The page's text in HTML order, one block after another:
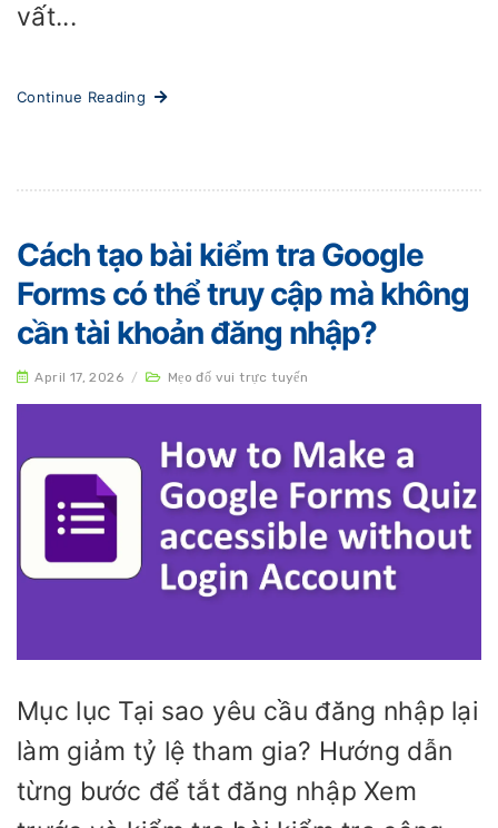
vất...
Continue Reading
Cách tạo bài kiểm tra Google
Forms có thể truy cập mà không
cần tài khoản đăng nhập?
April 17, 2026 / Mẹo đố vui trực tuyến
Mục lục Tại sao yêu cầu đăng nhập lại
làm giảm tỷ lệ tham gia? Hướng dẫn
từng bước để tắt đăng nhập Xem